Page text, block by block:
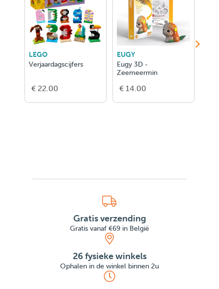
LEGO
Verjaardagscijfers
€ 22.00
EUGY
Eugy 3D -
Zeemeermin
€ 14.00
Gratis verzending
Gratis vanaf €69 in België
26 fysieke winkels
Ophalen in de winkel binnen 2u